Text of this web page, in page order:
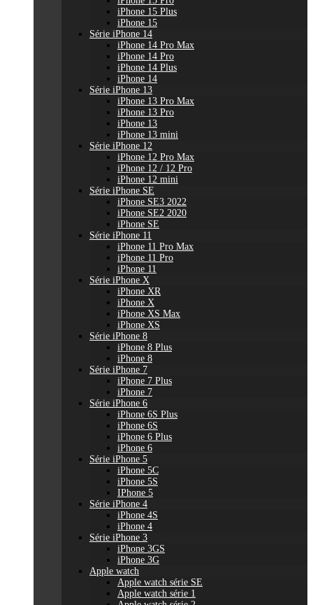
iPhone 15 Plus
iPhone 15
Série iPhone 14
iPhone 14 Pro Max
iPhone 14 Pro
iPhone 14 Plus
iPhone 14
Série iPhone 13
iPhone 13 Pro Max
iPhone 13 Pro
iPhone 13
iPhone 13 mini
Série iPhone 12
iPhone 12 Pro Max
iPhone 12 / 12 Pro
iPhone 12 mini
Série iPhone SE
iPhone SE3 2022
iPhone SE2 2020
iPhone SE
Série iPhone 11
iPhone 11 Pro Max
iPhone 11 Pro
iPhone 11
Série iPhone X
iPhone XR
iPhone X
iPhone XS Max
iPhone XS
Série iPhone 8
iPhone 8 Plus
iPhone 8
Série iPhone 7
iPhone 7 Plus
iPhone 7
Série iPhone 6
iPhone 6S Plus
iPhone 6S
iPhone 6 Plus
iPhone 6
Série iPhone 5
iPhone 5C
iPhone 5S
IPhone 5
Série iPhone 4
iPhone 4S
iPhone 4
Série iPhone 3
iPhone 3GS
iPhone 3G
Apple watch
Apple watch série SE
Apple watch série 1